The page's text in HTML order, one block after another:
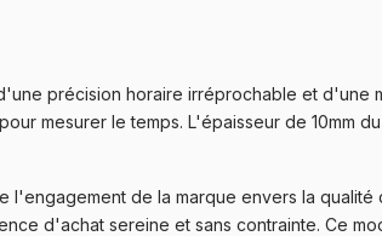
précision horaire irréprochable et d'une
mesurer le temps. L'épaisseur de 10mm
de la marque envers la
d'achat sereine et sans contrainte. Ce